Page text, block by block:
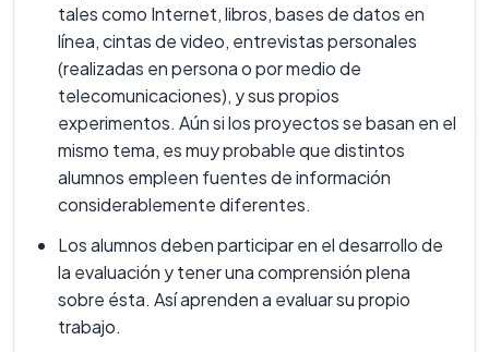
tales como Internet, libros, bases de datos en
línea, cintas de video, entrevistas personales
(realizadas en persona o por medio de
telecomunicaciones), y sus propios
experimentos. Aún si los proyectos se basan en el
mismo tema, es muy probable que distintos
alumnos empleen fuentes de información
considerablemente diferentes.
Los alumnos deben participar en el desarrollo de
la evaluación y tener una comprensión plena
sobre ésta. Así aprenden a evaluar su propio
trabajo.